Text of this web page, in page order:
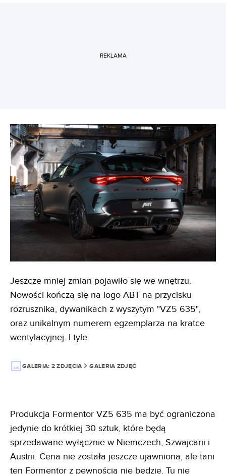
REKLAMA
Jeszcze mniej zmian pojawiło się we wnętrzu.
Nowości kończą się na logo ABT na przycisku
rozrusznika, dywanikach z wyszytym "VZ5 635",
oraz unikalnym numerem egzemplarza na kratce
wentylacyjnej. I tyle
GALERIA: 2 ZDJĘCIA GALERIA ZDJĘĆ
Produkcja Formentor VZ5 635 ma być ograniczona
jedynie do krótkiej 30 sztuk, które będą
sprzedawane wyłącznie w Niemczech, Szwajcarii i
Austrii. Cena nie została jeszcze ujawniona, ale tani
ten Formentor z pewnością nie będzie. Tu nie